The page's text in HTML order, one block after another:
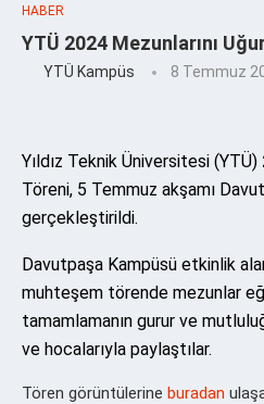
HABER
YTÜ 2024 Mezunlarını
YTÜ Kampüs 8 Temmuz
Yıldız Teknik Üniversitesi (YTÜ)
Töreni, 5 Temmuz akşamı
gerçekleştirildi.
Davutpaşa Kampüsü etkinlik
muhteşem törende mezunlar
tamamlamanın gurur ve
ve hocalarıyla paylaştılar.
Tören görüntülerine buradan